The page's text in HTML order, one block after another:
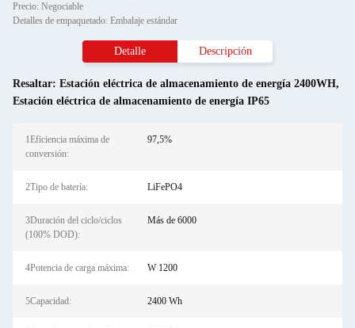
Precio: Negociable
Detalles de empaquetado: Embalaje estándar
Detalle Descripción
Resaltar: Estación eléctrica de almacenamiento de energía 2400WH,
Estación eléctrica de almacenamiento de energía IP65
1Eficiencia máxima de
conversión:
97,5%
2Tipo de batería: LiFePO4
3Duración del ciclo/ciclos
(100% DOD):
Más de 6000
4Potencia de carga máxima: W 1200
5Capacidad: 2400 Wh